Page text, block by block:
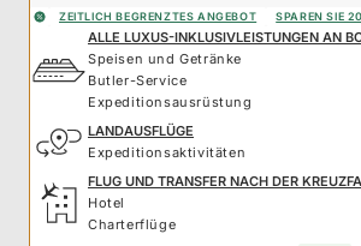
ZEITLICH BEGRENZTES ANGEBOT SPAREN SIE
ALLE LUXUS-INKLUSIVLEISTUNGEN AN
Speisen und Getränke
Butler-Service
Expeditionsausrüstung
LANDAUSFLÜGE
Expeditionsaktivitäten
FLUG UND TRANSFER NACH DER
Hotel
Charterflüge